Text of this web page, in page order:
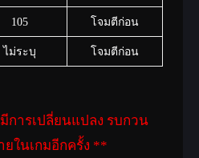
105 โจมตีก่อน
ไม่ระบุ โจมตีก่อน
การเปลี่ยนแปลง รบกวน
ยในเกมอีกครั้ง **